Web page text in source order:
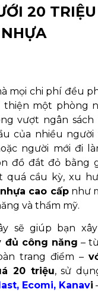
20
mọi chi phí đều
thiện một phòng
vượt ngân
của nhiều người
người mới đi
đồ đắt đỏ bằng
quá cầu kỳ, xu
cao cấpnhư
và thẩm mỹ.
sẽ giúp bạn
đủ công năng –
trang điểm –
20 triệu, sử
Ecomi, Kanavi